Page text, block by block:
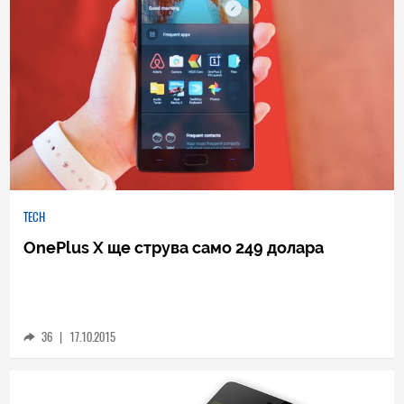
TECH
OnePlus X ще струва само 249 долара
36 | 17.10.2015